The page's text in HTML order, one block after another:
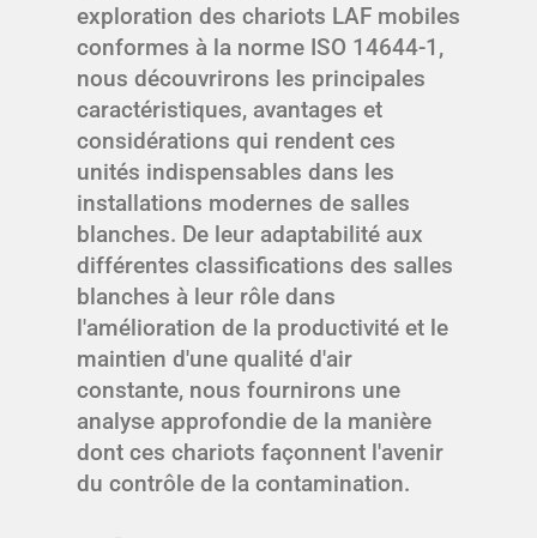
exploration des chariots LAF mobiles
conformes à la norme ISO 14644-1,
nous découvrirons les principales
caractéristiques, avantages et
considérations qui rendent ces
unités indispensables dans les
installations modernes de salles
blanches. De leur adaptabilité aux
différentes classifications des salles
blanches à leur rôle dans
l'amélioration de la productivité et le
maintien d'une qualité d'air
constante, nous fournirons une
analyse approfondie de la manière
dont ces chariots façonnent l'avenir
du contrôle de la contamination.